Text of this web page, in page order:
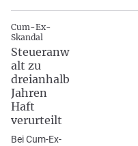
Cum-Ex-
Skandal
Steueranw
alt zu
dreianhalb
Jahren
Haft
verurteilt
Bei Cum-Ex-